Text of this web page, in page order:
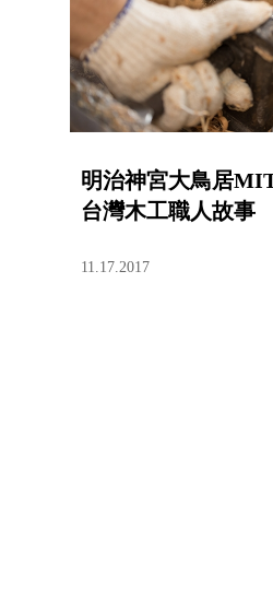
明治神宮大鳥居
台灣木工職人故事
11.17.2017